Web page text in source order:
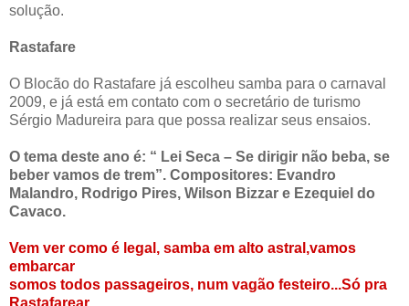
solução.
Rastafare
O Blocão do Rastafare já escolheu samba para o carnaval
2009, e já está em contato com o secretário de turismo
Sérgio Madureira para que possa realizar seus ensaios.
O tema deste ano é: “ Lei Seca – Se dirigir não beba, se
beber vamos de trem”. Compositores: Evandro
Malandro, Rodrigo Pires, Wilson Bizzar e Ezequiel do
Cavaco.
Vem ver como é legal, samba em alto astral,vamos
embarcar
somos todos passageiros, num vagão festeiro...Só pra